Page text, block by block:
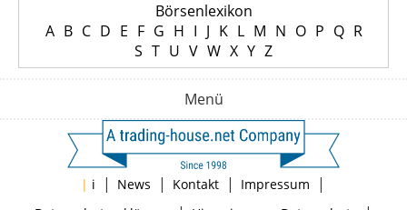
Börsenlexikon
A B C D E F G H I J K L M N O P Q R
S T U V W X Y Z
Menü
| i | News | Kontakt | Impressum |